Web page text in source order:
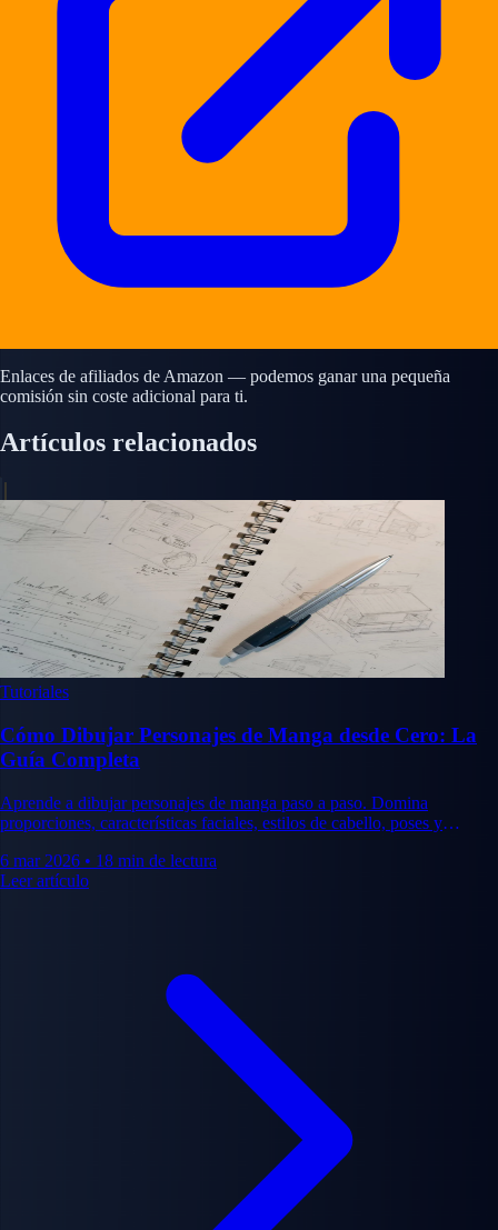
Enlaces de afiliados de Amazon — podemos ganar una pequeña
comisión sin coste adicional para ti.
Artículos relacionados
Tutoriales
Cómo Dibujar Personajes de Manga desde Cero: La
Guía Completa
Aprende a dibujar personajes de manga paso a paso. Domina
proporciones, características faciales, estilos de cabello, poses y
6 mar 2026 • 18 min de lectura
Leer artículo